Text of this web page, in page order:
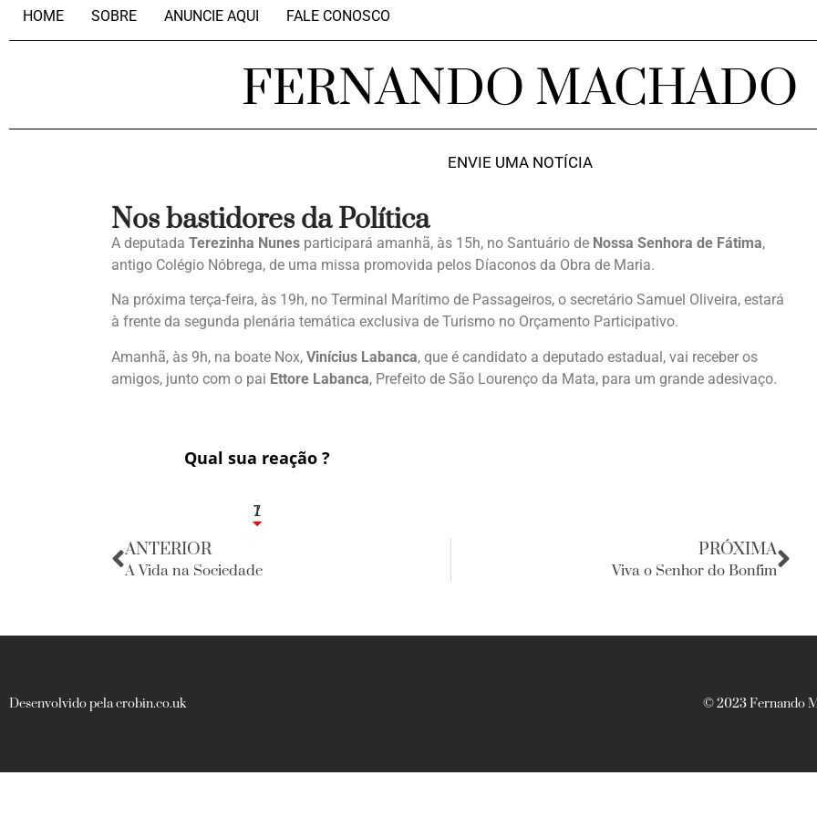
HOME SOBRE ANUNCIE AQUI FALE CONOSCO
FERNANDO MACHADO
ENVIE UMA NOTÍCIA
Nos bastidores da Política
A deputada Terezinha Nunes participará amanhã, às 15h, no Santuário de Nossa Senhora de Fátima,
antigo Colégio Nóbrega, de uma missa promovida pelos Díaconos da Obra de Maria.
Na próxima terça-feira, às 19h, no Terminal Marítimo de Passageiros, o secretário Samuel Oliveira, estará
à frente da segunda plenária temática exclusiva de Turismo no Orçamento Participativo.
Amanhã, às 9h, na boate Nox, Vinícius Labanca, que é candidato a deputado estadual, vai receber os
amigos, junto com o pai Ettore Labanca, Prefeito de São Lourenço da Mata, para um grande adesivaço.
Qual sua reação ?
1
7
ANTERIOR
A Vida na Sociedade
PRÓXIMA
Viva o Senhor do Bonfim
Desenvolvido pela crobin.co.uk © 2023 Fernando